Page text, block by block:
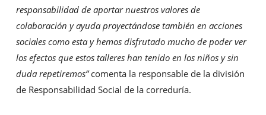
responsabilidad de aportar nuestros valores de
colaboración y ayuda proyectándose también en acciones
sociales como esta y hemos disfrutado mucho de poder ver
los efectos que estos talleres han tenido en los niños y sin
duda repetiremos”comenta la responsable de la división
de Responsabilidad Social de la correduría.